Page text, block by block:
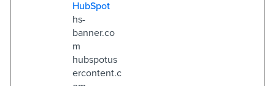
HubSpot
hs-
banner.co
m
hubspotus
ercontent.c